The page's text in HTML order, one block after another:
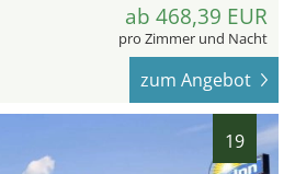
ab 468,39 EUR
pro Zimmer und Nacht
zum Angebot
19